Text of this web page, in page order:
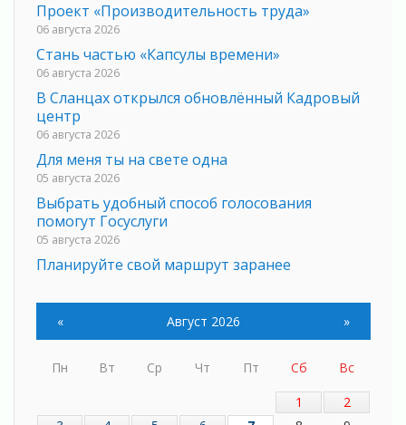
Проект «Производительность труда»
06 августа 2026
Стань частью «Капсулы времени»
06 августа 2026
В Сланцах открылся обновлённый Кадровый
центр
06 августа 2026
Для меня ты на свете одна
05 августа 2026
Выбрать удобный способ голосования
помогут Госуслуги
05 августа 2026
Планируйте свой маршрут заранее
Мода вне возраста и границ
05 августа 2026
05 августа 2026
05 августа 2026
« Август 2026 »
Пн Вт Ср Чт Пт Сб
Вс
1
2